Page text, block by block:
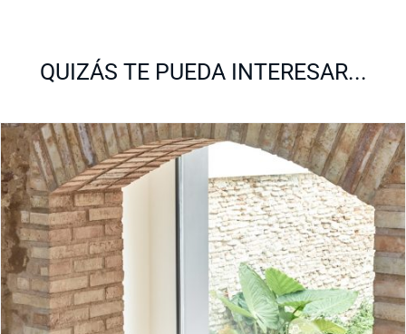
QUIZÁS TE PUEDA INTERESAR...